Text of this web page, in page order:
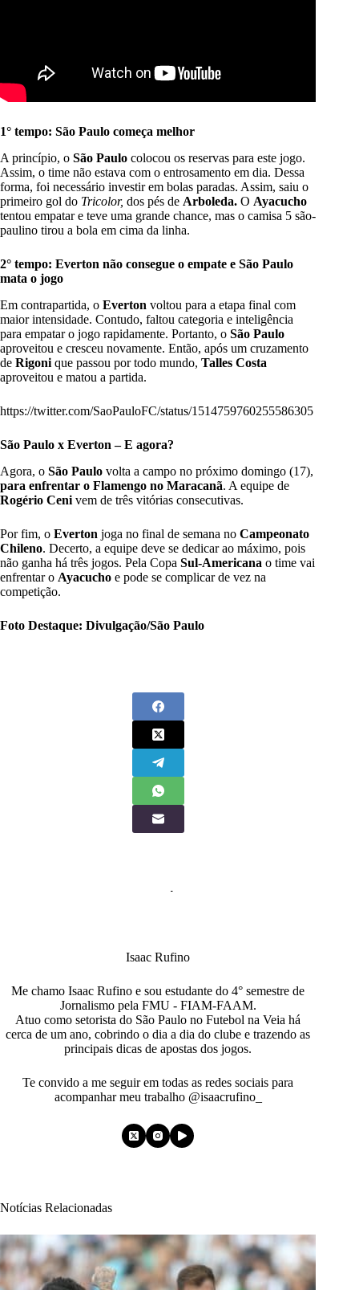
1° tempo: São Paulo começa melhor
A princípio, o São Paulo colocou os reservas para este jogo.
Assim, o time não estava com o entrosamento em dia. Dessa
forma, foi necessário investir em bolas paradas. Assim, saiu o
primeiro gol do Tricolor, dos pés de Arboleda. O Ayacucho
tentou empatar e teve uma grande chance, mas o camisa 5 são-
paulino tirou a bola em cima da linha.
2° tempo: Everton não consegue o empate e São Paulo
mata o jogo
Em contrapartida, o Everton voltou para a etapa final com
maior intensidade. Contudo, faltou categoria e inteligência
para empatar o jogo rapidamente. Portanto, o São Paulo
aproveitou e cresceu novamente. Então, após um cruzamento
de Rigoni que passou por todo mundo, Talles Costa
aproveitou e matou a partida.
https://twitter.com/SaoPauloFC/status/1514759760255586305
São Paulo x Everton – E agora?
Agora, o São Paulo volta a campo no próximo domingo (17),
para enfrentar o Flamengo no Maracanã. A equipe de
Rogério Ceni vem de três vitórias consecutivas.
Por fim, o Everton joga no final de semana no Campeonato
Chileno. Decerto, a equipe deve se dedicar ao máximo, pois
não ganha há três jogos. Pela Copa Sul-Americana o time vai
enfrentar o Ayacucho e pode se complicar de vez na
competição.
Foto Destaque: Divulgação/São Paulo
Isaac Rufino
Me chamo Isaac Rufino e sou estudante do 4° semestre de
Jornalismo pela FMU - FIAM-FAAM.
Atuo como setorista do São Paulo no Futebol na Veia há
cerca de um ano, cobrindo o dia a dia do clube e trazendo as
principais dicas de apostas dos jogos.
Te convido a me seguir em todas as redes sociais para
acompanhar meu trabalho @isaacrufino_
Notícias Relacionadas